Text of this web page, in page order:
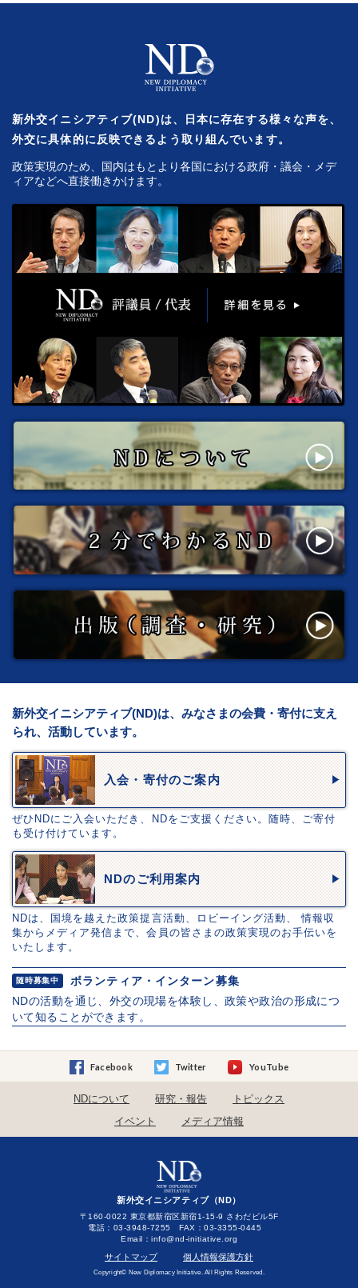
新外交イニシアティブ(ND)は、日本に存在する様々な声を、
外交に具体的に反映できるよう取り組んでいます。
政策実現のため、国内はもとより各国における政府・議会・メデ
ィアなどへ直接働きかけます。
新外交イニシアティブ(ND)は、みなさまの会費・寄付に支え
られ、活動しています。
入会・寄付のご案内
ぜひNDにご入会いただき、NDをご支援ください。随時、ご寄付
も受け付けています。
NDのご利用案内
NDは、国境を越えた政策提言活動、ロビーイング活動、 情報収
集からメディア発信まで、会員の皆さまの政策実現のお手伝いを
いたします。
随時募集中
ボランティア・インターン募集
NDの活動を通じ、外交の現場を体験し、政策や政治の形成につ
いて知ることができます。
Facebook Twitter YouTube
NDについて 研究・報告
トピックス
イベント
メディア情報
新外交イニシアティブ（ND）
〒160-0022 東京都新宿区新宿1-15-9 さわだビル5F
電話：03-3948-7255 FAX：03-3355-0445
Email：
サイトマップ 個人情報保護方針
Copyright© New Diplomacy Initiative. All Rights Reserved.